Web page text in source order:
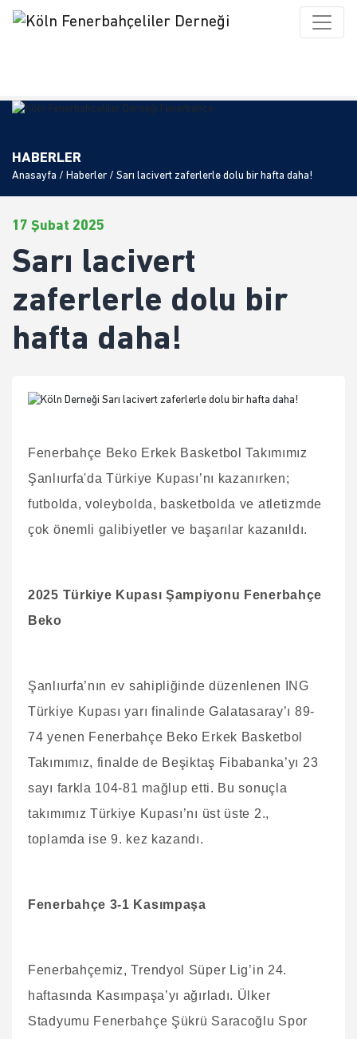
HABERLER
Anasayfa / Haberler / Sarı lacivert zaferlerle dolu bir hafta daha!
17 Şubat 2025
Sarı lacivert
zaferlerle dolu bir
hafta daha!
Fenerbahçe Beko Erkek Basketbol Takımımız
Şanlıurfa'da Türkiye Kupası’nı kazanırken;
futbolda, voleybolda, basketbolda ve atletizmde
çok önemli galibiyetler ve başarılar kazanıldı.
2025 Türkiye Kupası Şampiyonu Fenerbahçe
Beko
Şanlıurfa’nın ev sahipliğinde düzenlenen ING
Türkiye Kupası yarı finalinde Galatasaray’ı 89-
74 yenen Fenerbahçe Beko Erkek Basketbol
Takımımız, finalde de Beşiktaş Fibabanka’yı 23
sayı farkla 104-81 mağlup etti. Bu sonuçla
takımımız Türkiye Kupası’nı üst üste 2.,
toplamda ise 9. kez kazandı.
Fenerbahçe 3-1 Kasımpaşa
Fenerbahçemiz, Trendyol Süper Lig’in 24.
haftasında Kasımpaşa’yı ağırladı. Ülker
Stadyumu Fenerbahçe Şükrü Saracoğlu Spor